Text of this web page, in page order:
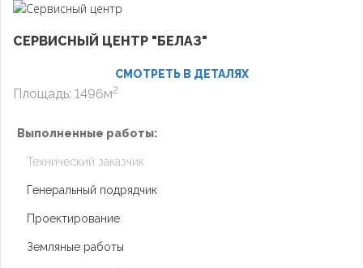
СЕРВИСНЫЙ ЦЕНТР "БЕЛАЗ"
СМОТРЕТЬ В ДЕТАЛЯХ
Площадь: 1496м2
Выполненные работы:
Технический заказчик
Генеральный подрядчик
Проектирование
Земляные работы